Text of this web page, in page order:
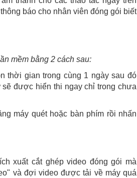
báo cho nhân viên đóng gói biết
mềm bằng 2 cách sau:
thời gian trong cùng 1 ngày sau đó
được hiển thi ngay chỉ trong chưa
máy quét hoặc bàn phím rồi nhấn
xuất cắt ghép video đóng gói mà
và đợi video được tải về máy quá